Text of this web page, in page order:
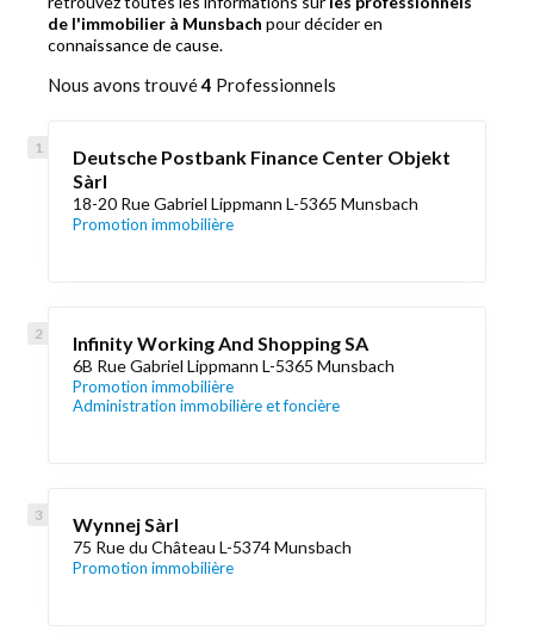
de l'immobilier à Munsbach pour décider en
connaissance de cause.
Nous avons trouvé4 Professionnels
Deutsche Postbank Finance Center Objekt
Sàrl
18-20 Rue Gabriel Lippmann L-5365 Munsbach
Promotion immobilière
Infinity Working And Shopping SA
6B Rue Gabriel Lippmann L-5365 Munsbach
Promotion immobilière
Administration immobilière et foncière
Wynnej Sàrl
75 Rue du Château L-5374 Munsbach
Promotion immobilière